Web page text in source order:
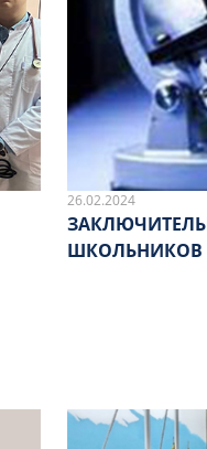
26.02.2024